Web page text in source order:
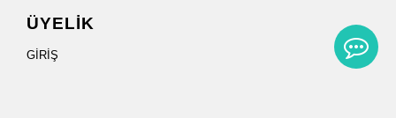
ÜYELİK
GİRİŞ